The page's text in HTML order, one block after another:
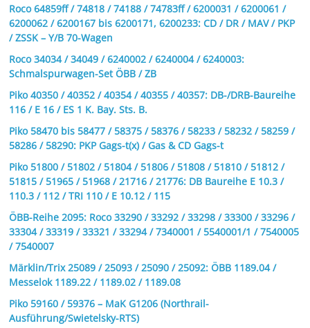
Roco 64859ff / 74818 / 74188 / 74783ff / 6200031 / 6200061 /
6200062 / 6200167 bis 6200171, 6200233: CD / DR / MAV / PKP
/ ZSSK – Y/B 70-Wagen
Roco 34034 / 34049 / 6240002 / 6240004 / 6240003:
Schmalspurwagen-Set ÖBB / ZB
Piko 40350 / 40352 / 40354 / 40355 / 40357: DB-/DRB-Baureihe
116 / E 16 / ES 1 K. Bay. Sts. B.
Piko 58470 bis 58477 / 58375 / 58376 / 58233 / 58232 / 58259 /
58286 / 58290: PKP Gags-t(x) / Gas & CD Gags-t
Piko 51800 / 51802 / 51804 / 51806 / 51808 / 51810 / 51812 /
51815 / 51965 / 51968 / 21716 / 21776: DB Baureihe E 10.3 /
110.3 / 112 / TRI 110 / E 10.12 / 115
ÖBB-Reihe 2095: Roco 33290 / 33292 / 33298 / 33300 / 33296 /
33304 / 33319 / 33321 / 33294 / 7340001 / 5540001/1 / 7540005
/ 7540007
Märklin/Trix 25089 / 25093 / 25090 / 25092: ÖBB 1189.04 /
Messelok 1189.22 / 1189.02 / 1189.08
Piko 59160 / 59376 – MaK G1206 (Northrail-
Ausführung/Swietelsky-RTS)